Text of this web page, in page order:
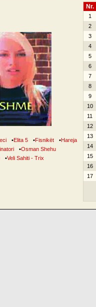
•Elita 5 •Fisnikët •Hareja
•Osman Shehu
•Veli Sahiti - Trix
Nr.
1
2
3
4
5
6
7
8
9
10
11
12
13
14
15
16
17